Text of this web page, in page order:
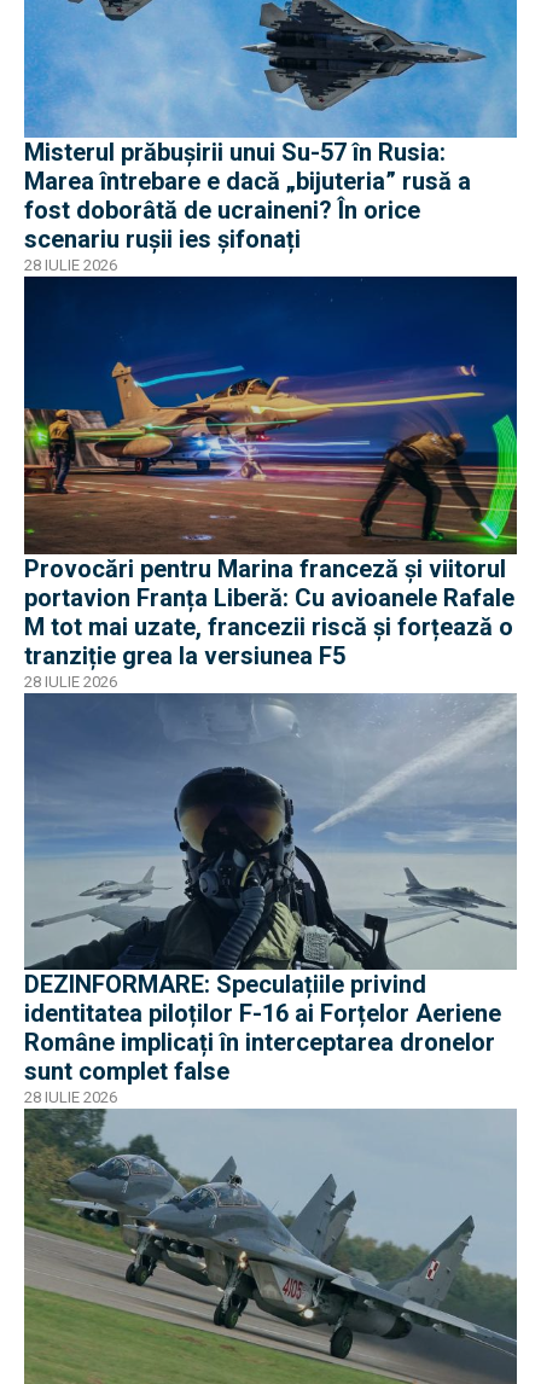
Misterul prăbușirii unui Su-57 în Rusia:
Marea întrebare e dacă „bijuteria” rusă a
fost doborâtă de ucraineni? În orice
scenariu rușii ies șifonați
28 IULIE 2026
Provocări pentru Marina franceză și viitorul
portavion Franța Liberă: Cu avioanele Rafale
M tot mai uzate, francezii riscă și forțează o
tranziție grea la versiunea F5
28 IULIE 2026
DEZINFORMARE: Speculațiile privind
identitatea piloților F-16 ai Forțelor Aeriene
Române implicați în interceptarea dronelor
sunt complet false
28 IULIE 2026